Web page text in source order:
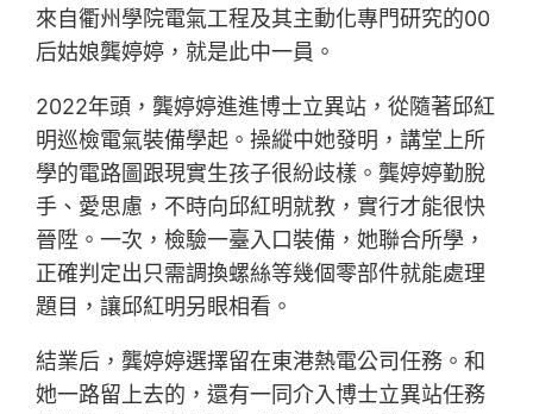
來自衢州學院電氣工程及其主動化專門研究的00
后姑娘龔婷婷，就是此中一員。
2022年頭，龔婷婷進進博士立異站，從隨著邱紅
明巡檢電氣裝備學起。操縱中她發明，講堂上所
學的電路圖跟現實生孩子很紛歧樣。龔婷婷勤脫
手、愛思慮，不時向邱紅明就教，實行才能很快
晉陞。一次，檢驗一臺入口裝備，她聯合所學，
正確判定出只需調換螺絲等幾個零部件就能處理
題目，讓邱紅明另眼相看。
結業后，龔婷婷選擇留在東港熱電公司任務。和
她一路留上去的，還有一同介入博士立異站任務